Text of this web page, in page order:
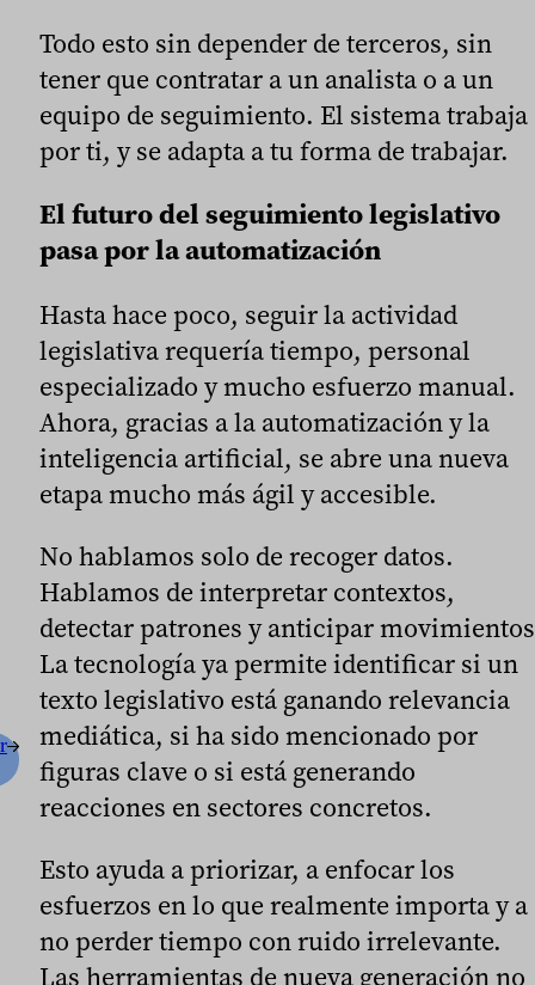
Todo esto sin depender de terceros, sin
tener que contratar a un analista o a un
equipo de seguimiento. El sistema trabaja
por ti, y se adapta a tu forma de trabajar.
El futuro del seguimiento legislativo
pasa por la automatización
Hasta hace poco, seguir la actividad
legislativa requería tiempo, personal
especializado y mucho esfuerzo manual.
Ahora, gracias a la automatización y la
inteligencia artificial, se abre una nueva
etapa mucho más ágil y accesible.
No hablamos solo de recoger datos.
Hablamos de interpretar contextos,
detectar patrones y anticipar
La tecnología ya permite identificar si un
texto legislativo está ganando relevancia
mediática, si ha sido mencionado por
figuras clave o si está generando
reacciones en sectores concretos.
Esto ayuda a priorizar, a enfocar los
esfuerzos en lo que realmente importa y a
no perder tiempo con ruido irrelevante.
Las herramientas de nueva generación no